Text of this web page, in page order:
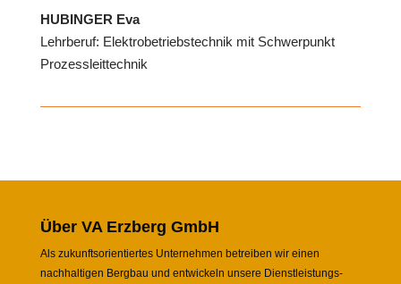
HUBINGER Eva
Lehrberuf: Elektrobetriebstechnik mit Schwerpunkt
Prozessleittechnik
Über VA Erzberg GmbH
Als zukunftsorientiertes Unternehmen betreiben wir einen
nachhaltigen Bergbau und entwickeln unsere Dienstleistungs-